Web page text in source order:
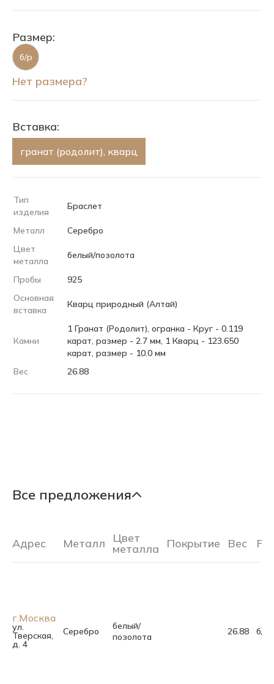
Размер:
б/р
Нет размера?
Вставка:
гранат (родолит), кварц
Тип
изделия
Браслет
Металл
Серебро
Цвет
металла
белый/позолота
Пробы
925
Основная
вставка
Кварц природный (Алтай)
Камни
1 Гранат (Родолит), огранка - Круг - 0.119
карат, размер - 2.7 мм, 1 Кварц - 123.650
карат, размер - 10.0 мм
Вес
26.88
Все предложения
Адрес Металл Цвет
металла Покрытие Вес
г.Москва
ул.
Тверская,
д. 4
Серебро
белый/
позолота
26.88 б/р